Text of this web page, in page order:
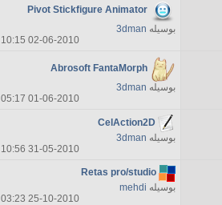
Pivot Stickfigure Animator
بوسیله 3dman
02-06-2010
10:15 AM
Abrosoft FantaMorph
بوسیله 3dman
01-06-2010
05:17 PM
CelAction2D
بوسیله 3dman
31-05-2010
10:56 AM
Retas pro/studio
بوسیله mehdi
25-10-2010
03:23 AM